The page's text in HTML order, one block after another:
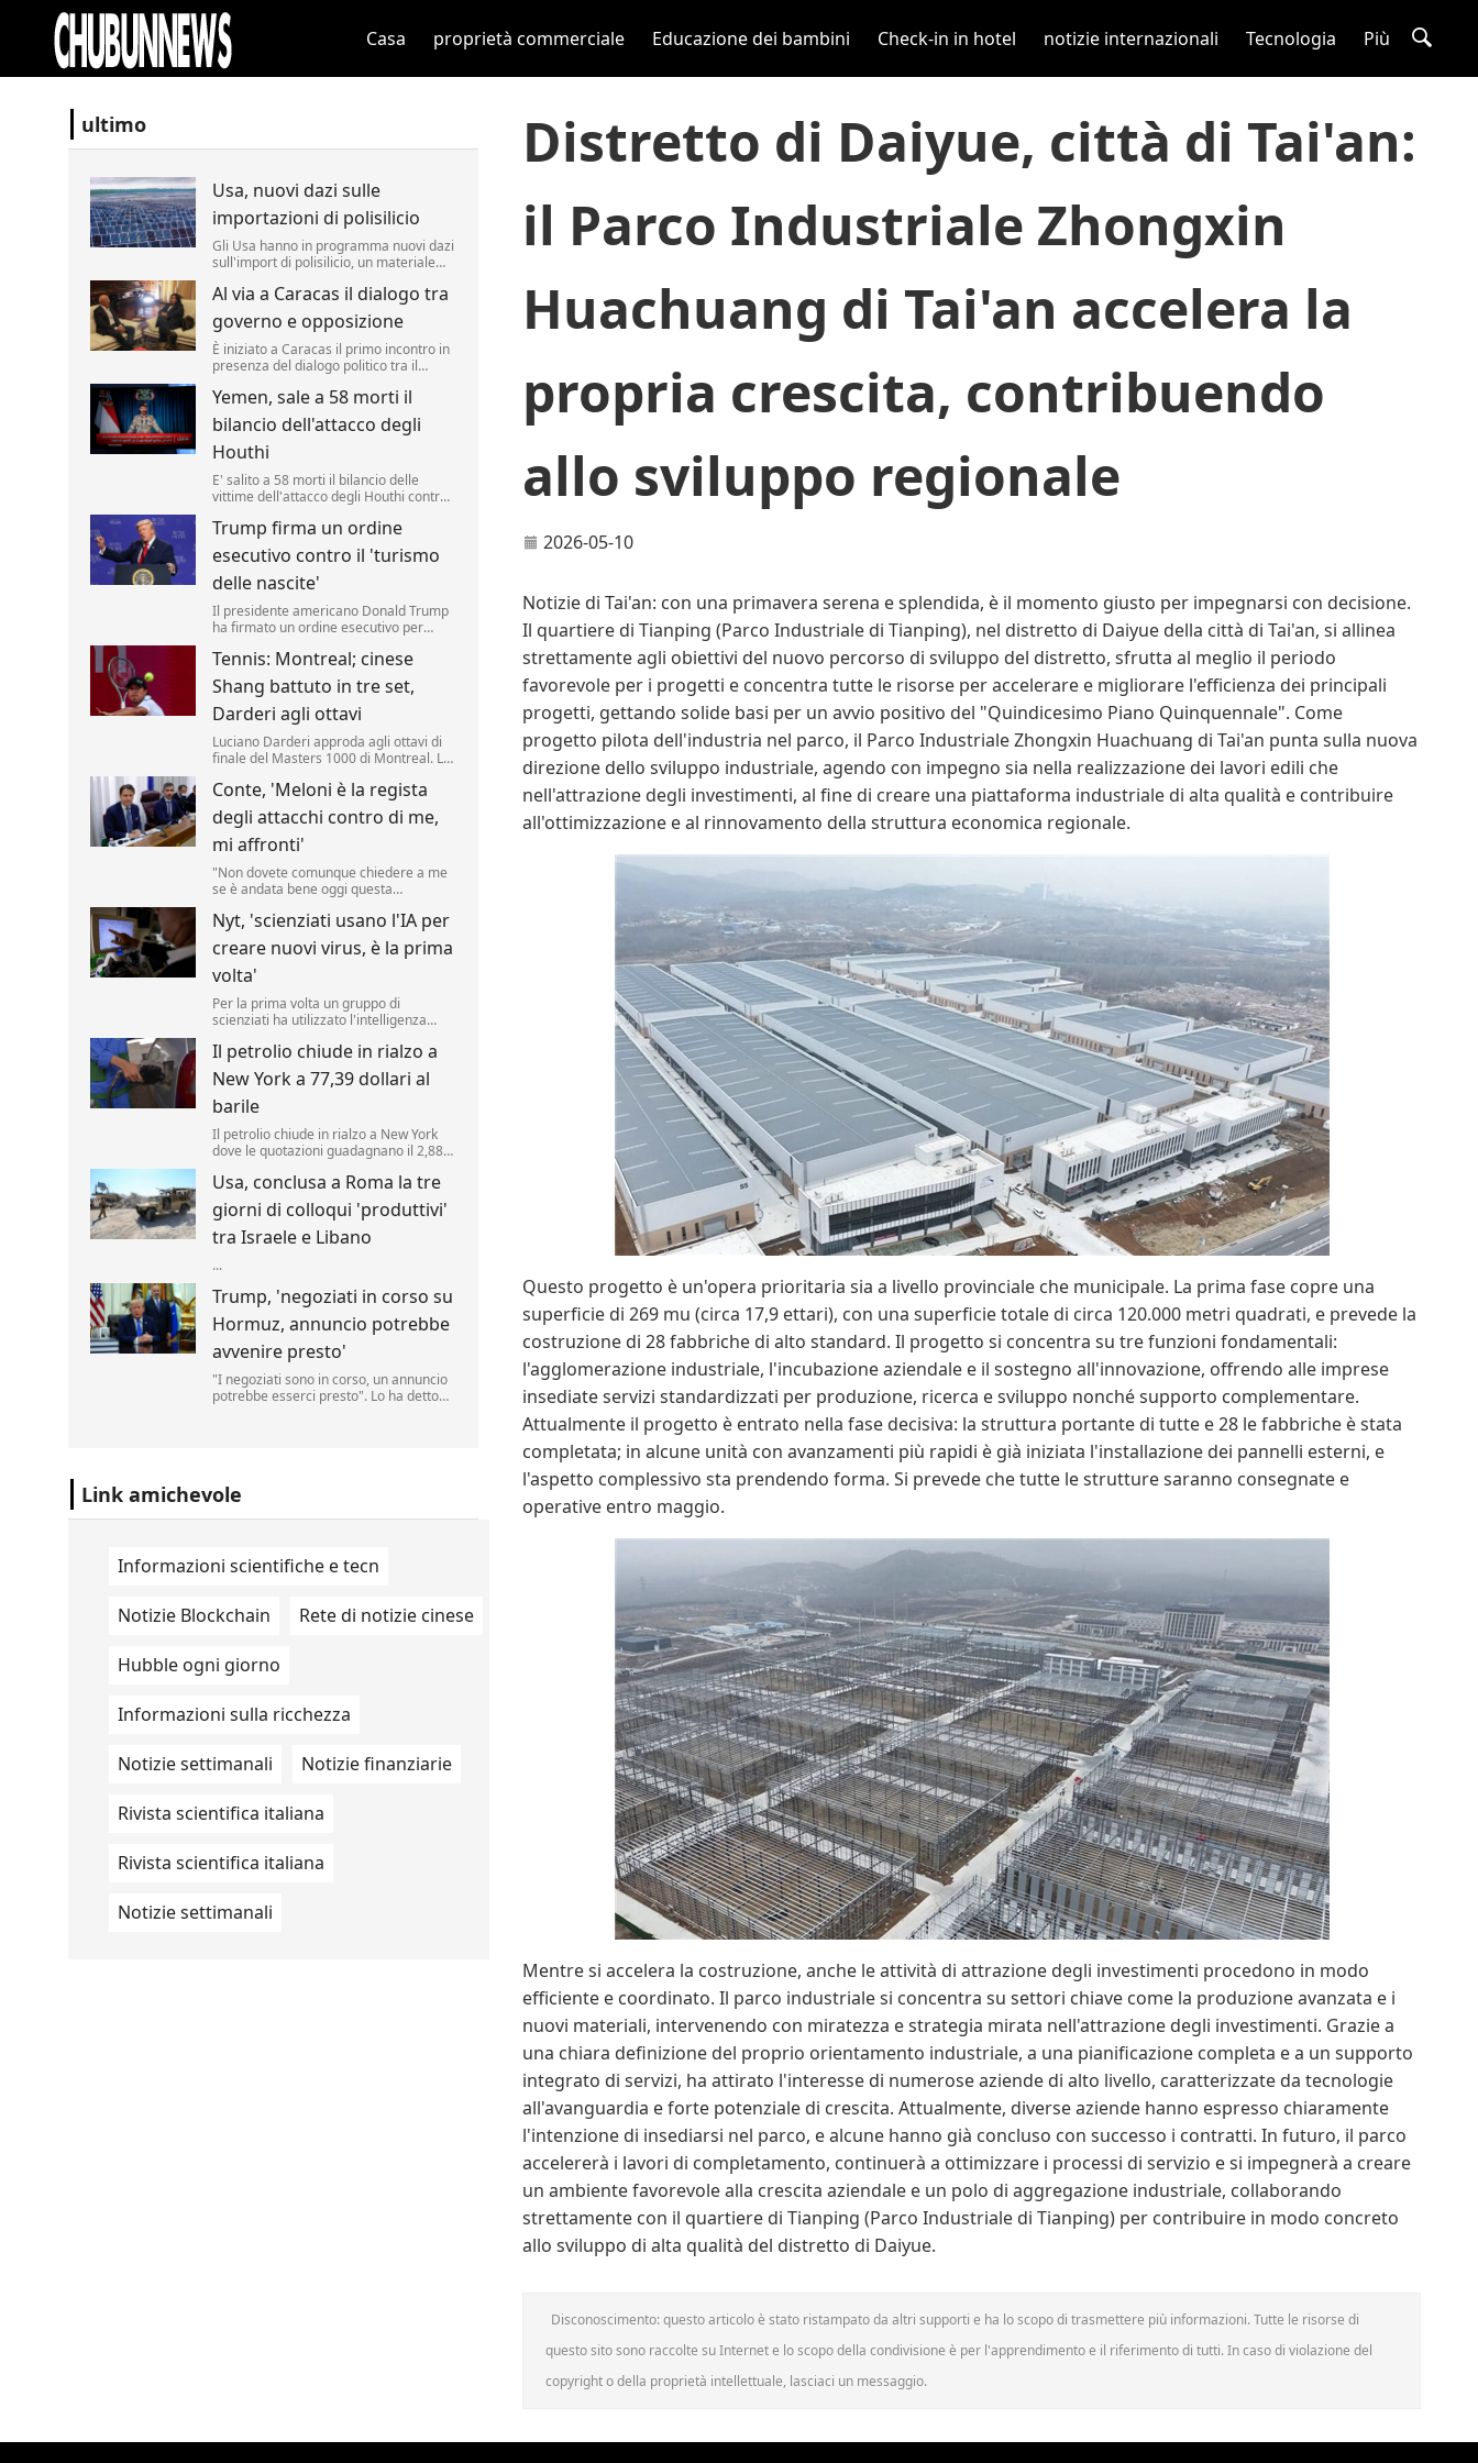
Casa proprietà commerciale Educazione dei bambini Check-in in hotel notizie internazionali Tecnologia Più
ultimo
Usa, nuovi dazi sulle
importazioni di polisilicio
Gli Usa hanno in programma nuovi dazi
sull'import di polisilicio, un materiale
semiconduttori. Lo ha annunciato il
segretario al Commercio Howard
Lutnick, definendo il materiale un
"prodotto fondamentale" per i chip.
Al via a Caracas il dialogo tra
governo e opposizione
È iniziato a Caracas il primo incontro in
presenza del dialogo politico tra il
delegazione dell'opposizione, un
processo sostenuto dagli Stati Uniti con
l'obiettivo dichiarato di favorire una
transizione verso nuove elezioni nel P...
Yemen, sale a 58 morti il
bilancio dell'attacco degli
Houthi
E' salito a 58 morti il bilancio delle
vittime dell'attacco degli Houthi contro i
yemenite. Lo riporta una fonte militare.
Trump firma un ordine
esecutivo contro il 'turismo
delle nascite'
Il presidente americano Donald Trump
ha firmato un ordine esecutivo per
negli Stati Uniti nell'ambito del
cosiddetto 'turismo delle nascite'. Lo ha
annunciato il tycoon, incontrando i
media nello Studio Ovale. .
Tennis: Montreal; cinese
Shang battuto in tre set,
Darderi agli ottavi
Luciano Darderi approda agli ottavi di
finale del Masters 1000 di Montreal. La
superato in rimonta il cinese Shang
Juncheng, n.
Conte, 'Meloni è la regista
degli attacchi contro di me,
mi affronti'
"Non dovete comunque chiedere a me
se è andata bene oggi questa
Meloni se è soddisfatta, perché lei è la
regista di tutto questo.
Nyt, 'scienziati usano l'IA per
creare nuovi virus, è la prima
volta'
Per la prima volta un gruppo di
scienziati ha utilizzato l'intelligenza
alimentando speranze di progressi in
campo medico ma sollevando al
contempo la preoccupante possibilità
che, un giorno, tale tecnologia poss...
Il petrolio chiude in rialzo a
New York a 77,39 dollari al
barile
Il petrolio chiude in rialzo a New York
dove le quotazioni guadagnano il 2,88%
Usa, conclusa a Roma la tre
giorni di colloqui 'produttivi'
tra Israele e Libano
...
Trump, 'negoziati in corso su
Hormuz, annuncio potrebbe
avvenire presto'
"I negoziati sono in corso, un annuncio
potrebbe esserci presto". Lo ha detto
Link amichevole
Informazioni scientifiche e tecn
Notizie Blockchain Rete di notizie cinese
Hubble ogni giorno
Informazioni sulla ricchezza
Notizie settimanali Notizie finanziarie
Rivista scientifica italiana
Rivista scientifica italiana
Notizie settimanali
Distretto di Daiyue, città di Tai'an:
il Parco Industriale Zhongxin
Huachuang di Tai'an accelera la
propria crescita, contribuendo
allo sviluppo regionale
2026-05-10
Notizie di Tai'an: con una primavera serena e splendida, è il momento giusto per impegnarsi con decisione.
Il quartiere di Tianping (Parco Industriale di Tianping), nel distretto di Daiyue della città di Tai'an, si allinea
strettamente agli obiettivi del nuovo percorso di sviluppo del distretto, sfrutta al meglio il periodo
favorevole per i progetti e concentra tutte le risorse per accelerare e migliorare l'efficienza dei principali
progetti, gettando solide basi per un avvio positivo del "Quindicesimo Piano Quinquennale". Come
progetto pilota dell'industria nel parco, il Parco Industriale Zhongxin Huachuang di Tai'an punta sulla nuova
direzione dello sviluppo industriale, agendo con impegno sia nella realizzazione dei lavori edili che
nell'attrazione degli investimenti, al fine di creare una piattaforma industriale di alta qualità e contribuire
all'ottimizzazione e al rinnovamento della struttura economica regionale.
Questo progetto è un'opera prioritaria sia a livello provinciale che municipale. La prima fase copre una
superficie di 269 mu (circa 17,9 ettari), con una superficie totale di circa 120.000 metri quadrati, e prevede la
costruzione di 28 fabbriche di alto standard. Il progetto si concentra su tre funzioni fondamentali:
l'agglomerazione industriale, l'incubazione aziendale e il sostegno all'innovazione, offrendo alle imprese
insediate servizi standardizzati per produzione, ricerca e sviluppo nonché supporto complementare.
Attualmente il progetto è entrato nella fase decisiva: la struttura portante di tutte e 28 le fabbriche è stata
completata; in alcune unità con avanzamenti più rapidi è già iniziata l'installazione dei pannelli esterni, e
l'aspetto complessivo sta prendendo forma. Si prevede che tutte le strutture saranno consegnate e
operative entro maggio.
Mentre si accelera la costruzione, anche le attività di attrazione degli investimenti procedono in modo
efficiente e coordinato. Il parco industriale si concentra su settori chiave come la produzione avanzata e i
nuovi materiali, intervenendo con miratezza e strategia mirata nell'attrazione degli investimenti. Grazie a
una chiara definizione del proprio orientamento industriale, a una pianificazione completa e a un supporto
integrato di servizi, ha attirato l'interesse di numerose aziende di alto livello, caratterizzate da tecnologie
all'avanguardia e forte potenziale di crescita. Attualmente, diverse aziende hanno espresso chiaramente
l'intenzione di insediarsi nel parco, e alcune hanno già concluso con successo i contratti. In futuro, il parco
accelererà i lavori di completamento, continuerà a ottimizzare i processi di servizio e si impegnerà a creare
un ambiente favorevole alla crescita aziendale e un polo di aggregazione industriale, collaborando
strettamente con il quartiere di Tianping (Parco Industriale di Tianping) per contribuire in modo concreto
allo sviluppo di alta qualità del distretto di Daiyue.
Disconoscimento: questo articolo è stato ristampato da altri supporti e ha lo scopo di trasmettere più informazioni. Tutte le risorse di
questo sito sono raccolte su Internet e lo scopo della condivisione è per l'apprendimento e il riferimento di tutti. In caso di violazione del
copyright o della proprietà intellettuale, lasciaci un messaggio.